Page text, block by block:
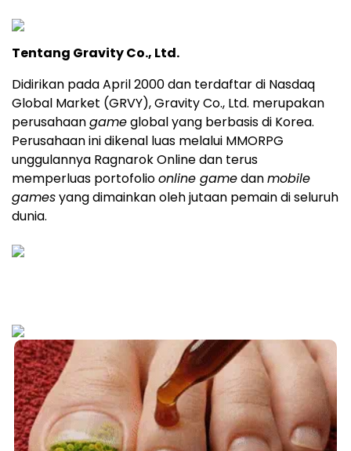
Tentang Gravity Co., Ltd.
Didirikan pada April 2000 dan terdaftar di Nasdaq
Global Market (GRVY), Gravity Co., Ltd. merupakan
perusahaangameglobal yang berbasis di Korea.
Perusahaan ini dikenal luas melalui MMORPG
unggulannya Ragnarok Online dan terus
memperluas portofolioonline gamedanmobile
gamesyang dimainkan oleh jutaan pemain di seluruh
dunia.